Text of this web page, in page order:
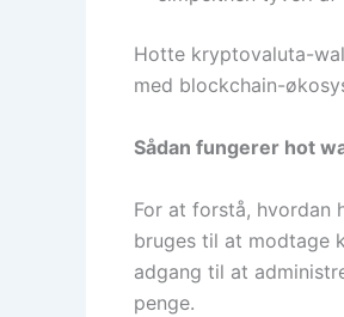
Hotte kryptovaluta-
med blockchain-
Sådan fungerer hot
For at forstå, hvordan
bruges til at modtage
adgang til at
penge.